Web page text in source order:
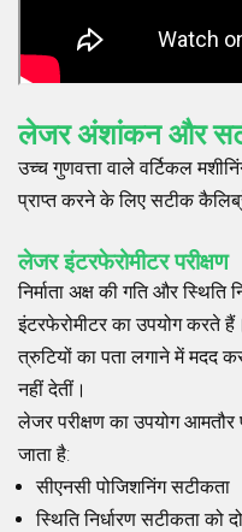
लेजर अंशांकन और
उच्च गुणवत्ता वाले वर्टिकल
प्राप्त करने के लिए सटीक
लेजर इंटरफेरोमीटर परीक्षण
निर्माता अक्ष की गति और
इंटरफेरोमीटर का उपयोग करते
त्रुटियों का पता लगाने में मदद
नहीं देतीं।
लेजर परीक्षण का उपयोग
जाता है:
सीएनसी पोजिशनिंग सटीकता
स्थिति निर्धारण सटीकता को